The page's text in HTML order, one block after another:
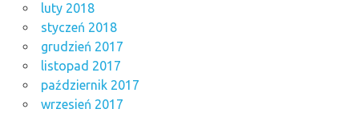
luty 2018
styczeń 2018
grudzień 2017
listopad 2017
październik 2017
wrzesień 2017